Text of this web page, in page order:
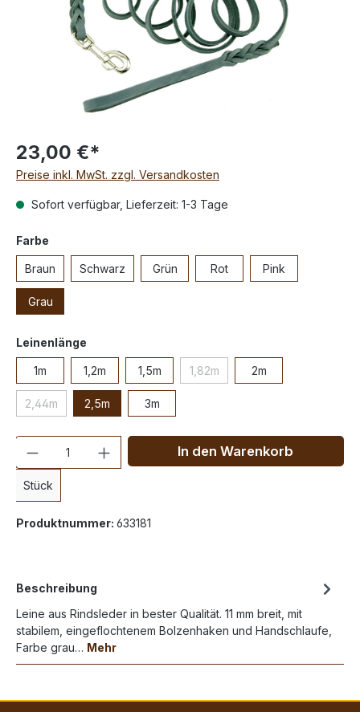
23,00 €*
Preise inkl. MwSt. zzgl. Versandkosten
Sofort verfügbar, Lieferzeit: 1-3 Tage
Farbe
Braun Schwarz Grün Rot Pink
Grau
Leinenlänge
1m 1,2m 1,5m 1,82m 2m
2,44m 2,5m 3m
Anzahl
Stück
In den Warenkorb
Produktnummer: 633181
Beschreibung
Leine aus Rindsleder in bester Qualität. 11 mm breit, mit
stabilem, eingeflochtenem Bolzenhaken und Handschlaufe,
Farbe grau… Mehr